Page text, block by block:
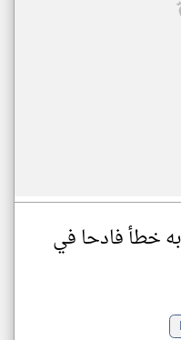
خطأ فادحا في